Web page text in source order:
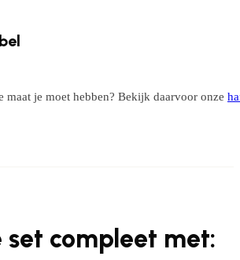
maat je moet hebben? Bekijk daarvoor onze
set compleet met: